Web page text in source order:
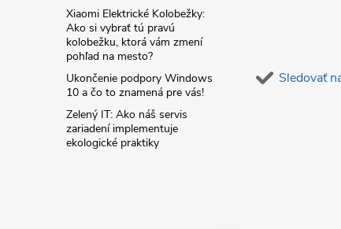
Xiaomi Elektrické Kolobežky:
Ako si vybrať tú pravú
kolobežku, ktorá vám zmení
pohľad na mesto?
Ukončenie podpory Windows
10 a čo to znamená pre vás!
Zelený IT: Ako náš servis
zariadení implementuje
ekologické praktiky
Sledovať